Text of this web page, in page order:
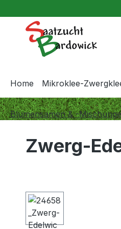
Home Mikroklee-
Blumensamen & -
Zwerg-
Bildergalerie